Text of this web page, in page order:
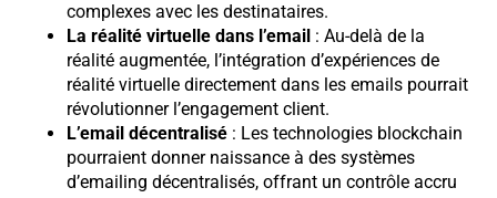
complexes avec les destinataires.
La réalité virtuelle dans l’email : Au-delà de la
réalité augmentée, l’intégration d’expériences de
réalité virtuelle directement dans les emails pourrait
révolutionner l’engagement client.
L’email décentralisé : Les technologies blockchain
pourraient donner naissance à des systèmes
d’emailing décentralisés, offrant un contrôle accru